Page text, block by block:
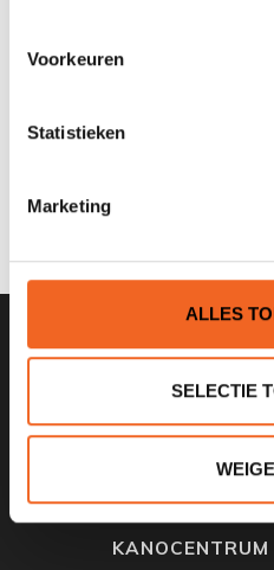
Voorkeuren
Statistieken
Marketing
ALLES
SELECTIE